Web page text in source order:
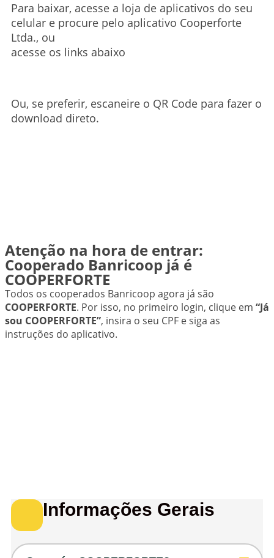
Para baixar, acesse a loja de aplicativos do seu
celular e procure pelo aplicativo Cooperforte
Ltda., ou
acesse os links abaixo
Ou, se preferir, escaneire o QR Code para fazer o
download direto.
Atenção na hora de entrar:
Cooperado Banricoop já é
COOPERFORTE
Todos os cooperados Banricoop agora já são
COOPERFORTE. Por isso, no primeiro login, clique em “Já
sou COOPERFORTE”, insira o seu CPF e siga as
instruções do aplicativo.
Informações Gerais